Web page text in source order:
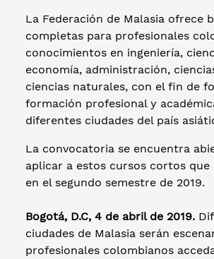
La Federación de Malasia ofrece
completas para profesionales
conocimientos en ingeniería,
economía, administración,
ciencias naturales, con el fin de
formación profesional y
diferentes ciudades del país
La convocatoria se encuentra
aplicar a estos cursos cortos que
en el segundo semestre de 2019.
Bogotá, D.C, 4 de abril de 2019.
ciudades de Malasia serán
profesionales colombianos